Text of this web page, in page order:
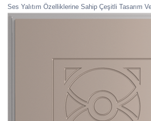
Ses Yalıtım Özelliklerine Sahip Çeşitli Tasarım